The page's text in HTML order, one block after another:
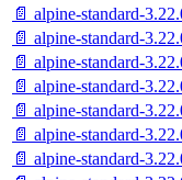
📄 alpine-standard-
📄 alpine-standard-
📄 alpine-standard-
📄 alpine-standard-
📄 alpine-standard-
📄 alpine-standard-
📄 alpine-standard-